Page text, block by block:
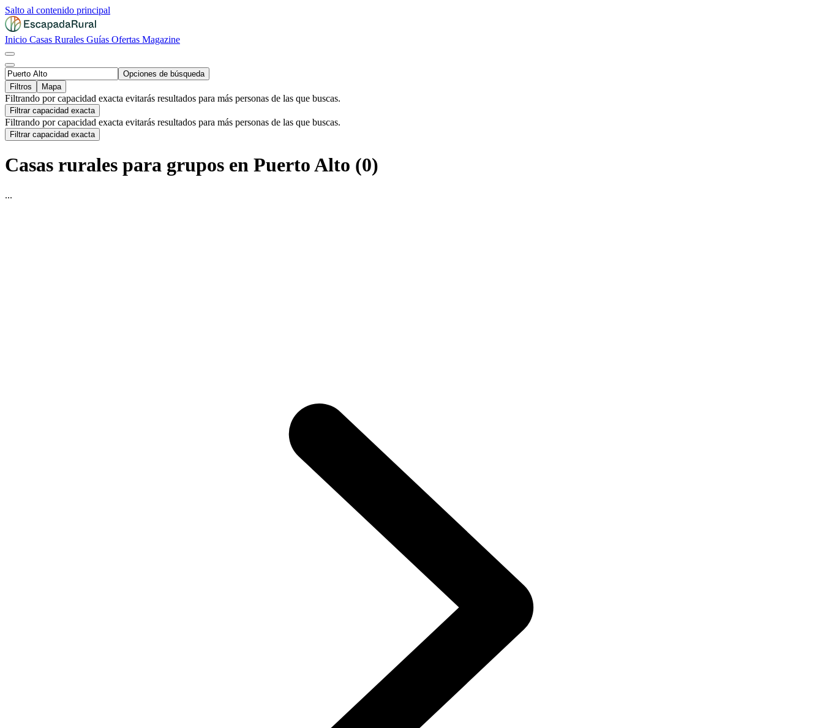
Salto al contenido principal
Inicio Casas Rurales Guías Ofertas Magazine
Opciones de búsqueda
Filtros
Mapa
Filtrando por capacidad exacta evitarás resultados para más personas de las que buscas.
Filtrar capacidad exacta
Filtrando por capacidad exacta evitarás resultados para más personas de las que buscas.
Filtrar capacidad exacta
Casas rurales para grupos en Puerto Alto (0)
...